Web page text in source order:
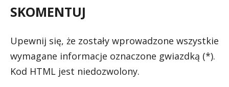
SKOMENTUJ
Upewnij się, że zostały wprowadzone wszystkie
wymagane informacje oznaczone gwiazdką (*).
Kod HTML jest niedozwolony.